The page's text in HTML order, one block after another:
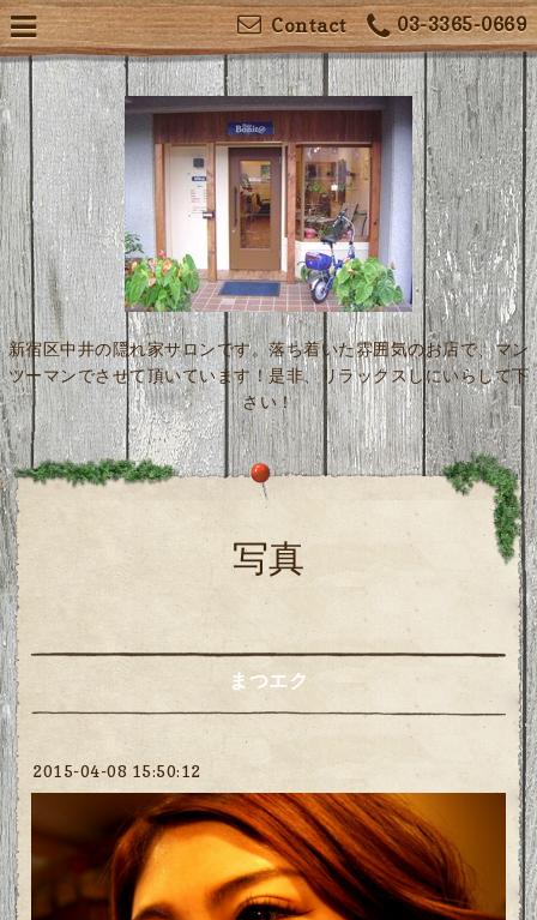
03-3365-0669
Contact
新宿区中井の隠れ家サロンです。落ち着いた雰囲気のお店で、マン
ツーマンでさせて頂いています！是非、リラックスしにいらして下
さい！
写真
まつエク
2015-04-08 15:50:12